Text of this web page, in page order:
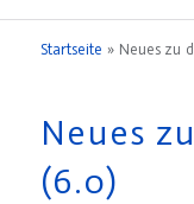
Startseite » Neues zu
Neues
(6.0)